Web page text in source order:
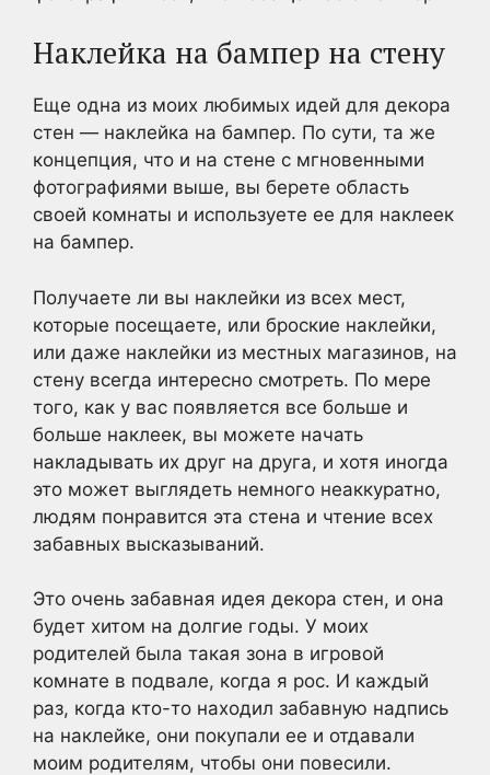
Наклейка на бампер на стену
Еще одна из моих любимых идей для декора
стен — наклейка на бампер. По сути, та же
концепция, что и на стене с мгновенными
фотографиями выше, вы берете область
своей комнаты и используете ее для наклеек
на бампер.
Получаете ли вы наклейки из всех мест,
которые посещаете, или броские наклейки,
или даже наклейки из местных магазинов, на
стену всегда интересно смотреть. По мере
того, как у вас появляется все больше и
больше наклеек, вы можете начать
накладывать их друг на друга, и хотя иногда
это может выглядеть немного неаккуратно,
людям понравится эта стена и чтение всех
забавных высказываний.
Это очень забавная идея декора стен, и она
будет хитом на долгие годы. У моих
родителей была такая зона в игровой
комнате в подвале, когда я рос. И каждый
раз, когда кто-то находил забавную надпись
на наклейке, они покупали ее и отдавали
моим родителям, чтобы они повесили.